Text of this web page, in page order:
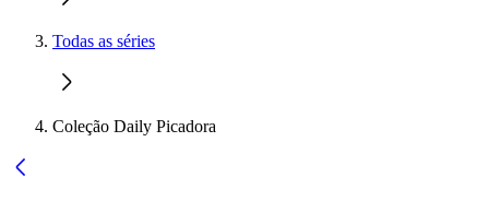
Todas as séries
Coleção Daily Picadora